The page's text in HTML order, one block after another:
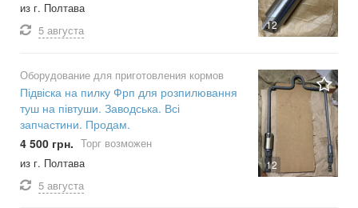
12
из г. Полтава
5 августа
12
Оборудование для приготовления кормов
Підвіска на пилку Фрп для розпилювання
туш на півтуши. Заводська. Всі
запчастини. Продам.
4 500 грн. Торг возможен
из г. Полтава
5 августа